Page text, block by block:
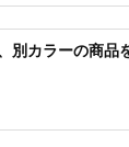
別カラーの商品